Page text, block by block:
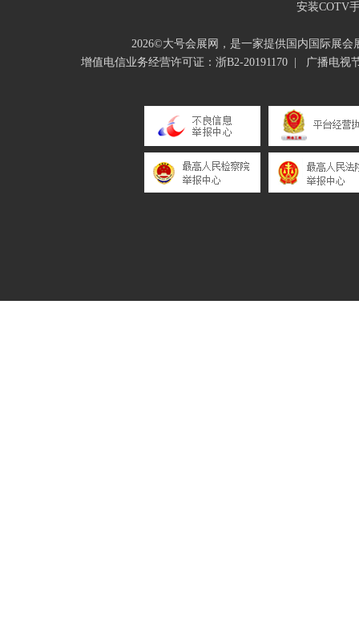
安装COTV
2026©大号会展网，是一家提供国内国际展
增值电信业务经营许可证：浙B2-20191170
广播电视